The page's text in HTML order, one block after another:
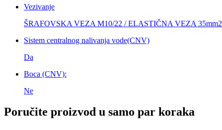
Vezivanje
ŠRAFOVSKA VEZA M10/22 / ELASTIČNA VEZA 35mm2
Sistem centralnog nalivanja vode(CNV)
Da
Boca (CNV):
Ne
Poručite proizvod u samo par koraka